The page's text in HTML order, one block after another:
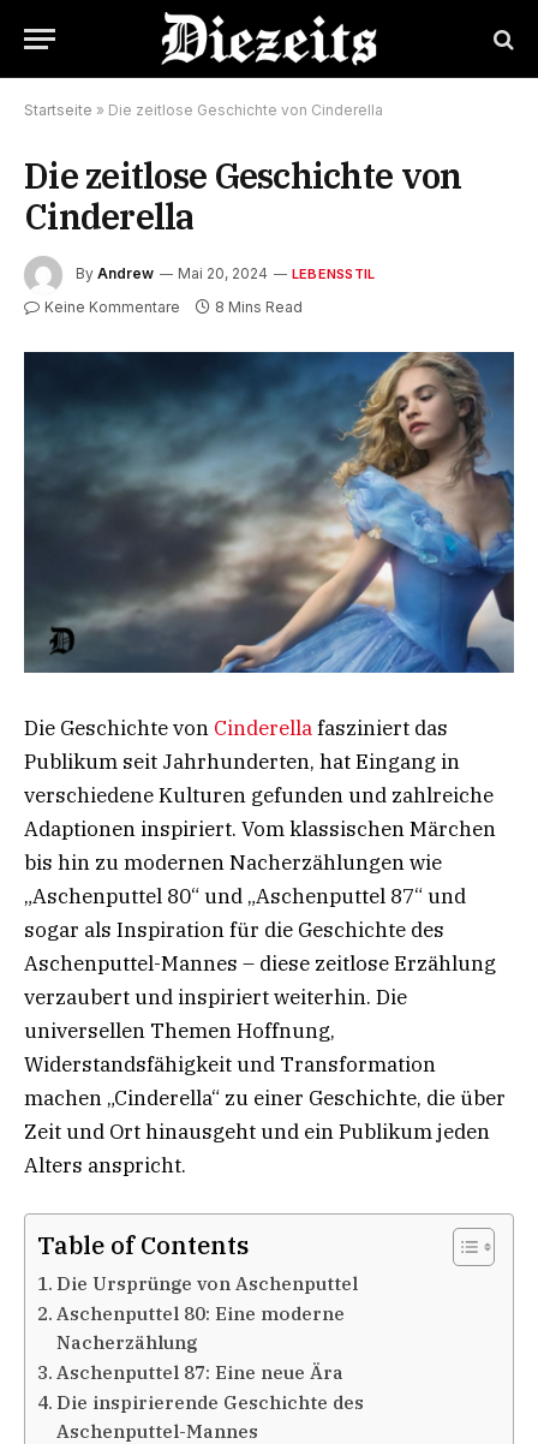
Startseite » Die zeitlose Geschichte von Cinderella
Die zeitlose Geschichte von
Cinderella
By Andrew Mai 20, 2024 LEBENSSTIL
Keine Kommentare 8 Mins Read
Die Geschichte von Cinderellafasziniert das
Publikum seit Jahrhunderten, hat Eingang in
verschiedene Kulturen gefunden und zahlreiche
Adaptionen inspiriert. Vom klassischen Märchen
bis hin zu modernen Nacherzählungen wie
„Aschenputtel 80“ und „Aschenputtel 87“ und
sogar als Inspiration für die Geschichte des
Aschenputtel-Mannes – diese zeitlose Erzählung
verzaubert und inspiriert weiterhin. Die
universellen Themen Hoffnung,
Widerstandsfähigkeit und Transformation
machen „Cinderella“ zu einer Geschichte, die über
Zeit und Ort hinausgeht und ein Publikum jeden
Alters anspricht.
Table of Contents
Die Ursprünge von Aschenputtel
Aschenputtel 80: Eine moderne
Nacherzählung
Aschenputtel 87: Eine neue Ära
Die inspirierende Geschichte des
Aschenputtel-Mannes